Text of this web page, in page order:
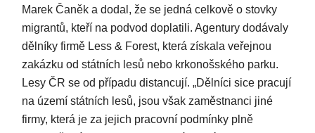
Marek Čaněk a dodal, že se jedná celkově o stovky
migrantů, kteří na podvod doplatili. Agentury dodávaly
dělníky firmě Less & Forest, která získala veřejnou
zakázku od státních lesů nebo krkonošského parku.
Lesy ČR se od případu distancují. „Dělníci sice pracují
na území státních lesů, jsou však zaměstnanci jiné
firmy, která je za jejich pracovní podmínky plně